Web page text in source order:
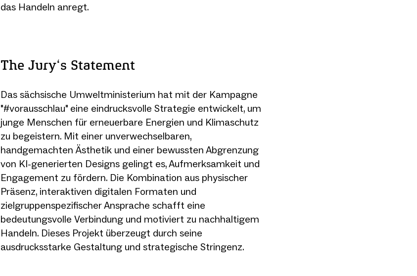
das Handeln anregt.
The Jury‘s Statement
Das sächsische Umweltministerium hat mit der Kampagne
"#vorausschlau" eine eindrucksvolle Strategie entwickelt, um
junge Menschen für erneuerbare Energien und Klimaschutz
zu begeistern. Mit einer unverwechselbaren,
handgemachten Ästhetik und einer bewussten Abgrenzung
von KI-generierten Designs gelingt es, Aufmerksamkeit und
Engagement zu fördern. Die Kombination aus physischer
Präsenz, interaktiven digitalen Formaten und
zielgruppenspezifischer Ansprache schafft eine
bedeutungsvolle Verbindung und motiviert zu nachhaltigem
Handeln. Dieses Projekt überzeugt durch seine
ausdrucksstarke Gestaltung und strategische Stringenz.